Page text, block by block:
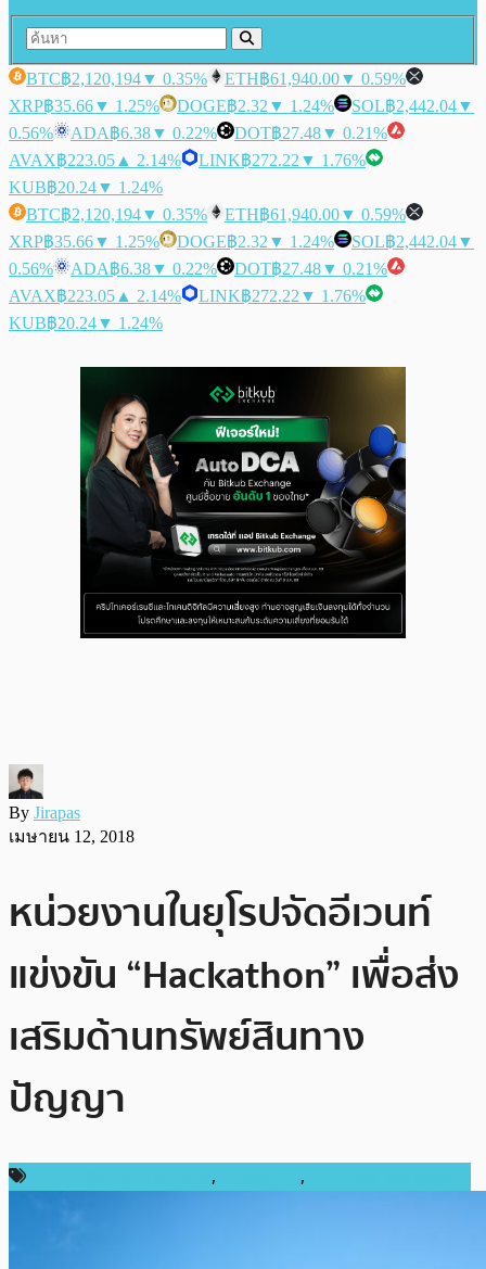
BTC฿2,120,194▼ 0.35% ETH฿61,940.00▼ 0.59%
XRP฿35.66▼ 1.25% DOGE฿2.32 ▼ 1.24% SOL฿2,442.04▼
0.56%
ADA฿6.38▼ 0.22% DOT฿27.48▼ 0.21%
AVAX฿223.05 ▲ 2.14% LINK฿272.22 ▼ 1.76%
KUB฿20.24▼ 1.24%
BTC฿2,120,194▼ 0.35% ETH฿61,940.00▼ 0.59%
XRP฿35.66▼ 1.25% DOGE฿2.32 ▼ 1.24% SOL฿2,442.04▼
0.56%
ADA฿6.38▼ 0.22% DOT฿27.48▼ 0.21%
AVAX฿223.05 ▲ 2.14% LINK฿272.22 ▼ 1.76%
KUB฿20.24▼ 1.24%
By Jirapas
เมษายน 12, 2018
หน่วยงานในยุโรปจัดอีเวนท์
แข่งขัน “Hackathon” เพื่อส่ง
เสริมด้านทรัพย์สินทาง
ปัญญา
, ,